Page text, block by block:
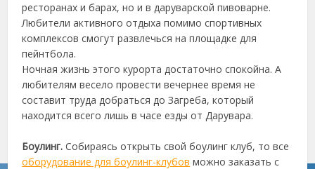
ресторанах и барах, но и в даруварской пивоварне.
Любители активного отдыха помимо спортивных
комплексов смогут развлечься на площадке для
пейнтбола.
Ночная жизнь этого курорта достаточно спокойна. А
любителям весело провести вечернее время не
составит труда добраться до Загреба, который
находится всего лишь в часе езды от Дарувара.
Боулинг. Собираясь открыть свой боулинг клуб, то все
оборудование для боулинг-клубов можно заказать с